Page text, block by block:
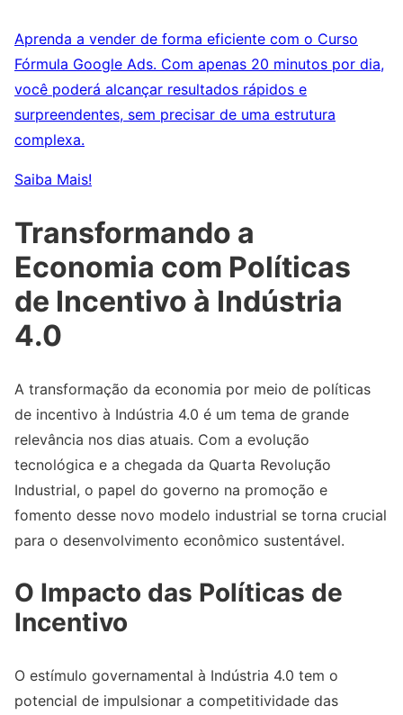
Aprenda a vender de forma eficiente com o Curso
Fórmula Google Ads. Com apenas 20 minutos por dia,
você poderá alcançar resultados rápidos e
surpreendentes, sem precisar de uma estrutura
complexa.
Saiba Mais!
Transformando a
Economia com Políticas
de Incentivo à Indústria
4.0
A transformação da economia por meio de políticas
de incentivo à Indústria 4.0 é um tema de grande
relevância nos dias atuais. Com a evolução
tecnológica e a chegada da Quarta Revolução
Industrial, o papel do governo na promoção e
fomento desse novo modelo industrial se torna crucial
para o desenvolvimento econômico sustentável.
O Impacto das Políticas de
Incentivo
O estímulo governamental à Indústria 4.0 tem o
potencial de impulsionar a competitividade das